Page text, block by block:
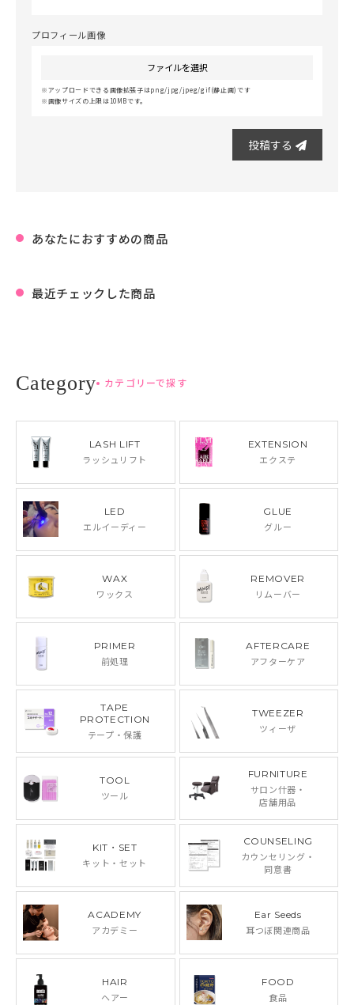
プロフィール画像
ファイルを選択
アップロードできる画像拡張子はpng/jpg/jpeg/gif(静止画)です
画像サイズの上限は10MBです。
投稿する
あなたにおすすめの商品
最近チェックした商品
カテゴリーで探す
LASH LIFT
ラッシュリフト
EXTENSION
エクステ
LED
エルイーディー
GLUE
グルー
WAX
ワックス
REMOVER
リムーバー
PRIMER
前処理
AFTERCARE
アフターケア
TAPE
PROTECTION
テープ・保護
TWEEZER
ツィーザ
TOOL
ツール
FURNITURE
サロン什器・
店舗用品
KIT・SET
キット・セット
COUNSELING
カウンセリング・
同意書
ACADEMY
アカデミー
Ear Seeds
耳つぼ関連商品
HAIR
ヘアー
FOOD
食品